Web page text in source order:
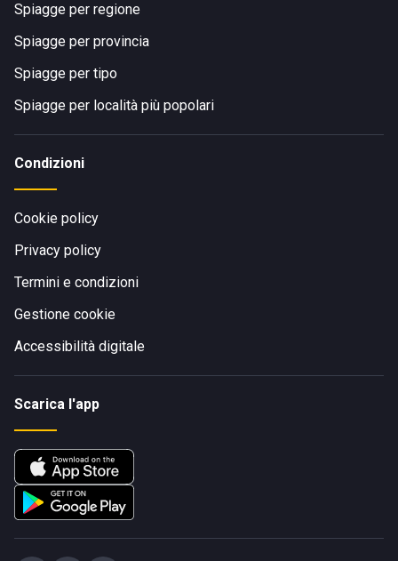
Spiagge per regione
Spiagge per provincia
Spiagge per tipo
Spiagge per località più popolari
Condizioni
Cookie policy
Privacy policy
Termini e condizioni
Gestione cookie
Accessibilità digitale
Scarica l'app